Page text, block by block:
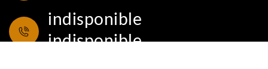
indisponible
indisponible